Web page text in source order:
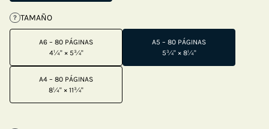
? TAMAÑO
A6 – 80 PÁGINAS
4¼" × 5¾"
A5 – 80 PÁGINAS
5¾" × 8¼"
A4 – 80 PÁGINAS
8¼" × 11¾"